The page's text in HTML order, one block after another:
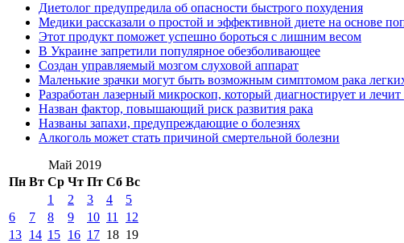
Диетолог предупредила об опасности быстрого похудения
Медики рассказали о простой и эффективной диете на основе
Этот продукт поможет успешно бороться с лишним весом
В Украине запретили популярное обезболивающее
Создан управляемый мозгом слуховой аппарат
Маленькие зрачки могут быть возможным симптомом рака
Разработан лазерный микроскоп, который диагностирует и
Назван фактор, повышающий риск развития рака
Названы запахи, предупреждающие о болезнях
Алкоголь может стать причиной смертельной болезни
Май 2019
Пн Вт Ср Чт Пт Сб Вс
1
2 3 4
5
6
7 8 9 10 11
12
13 14 15 16 17 18 19